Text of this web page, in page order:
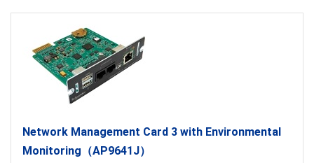
Network Management Card 3 with Environmental
Monitoring（AP9641J）